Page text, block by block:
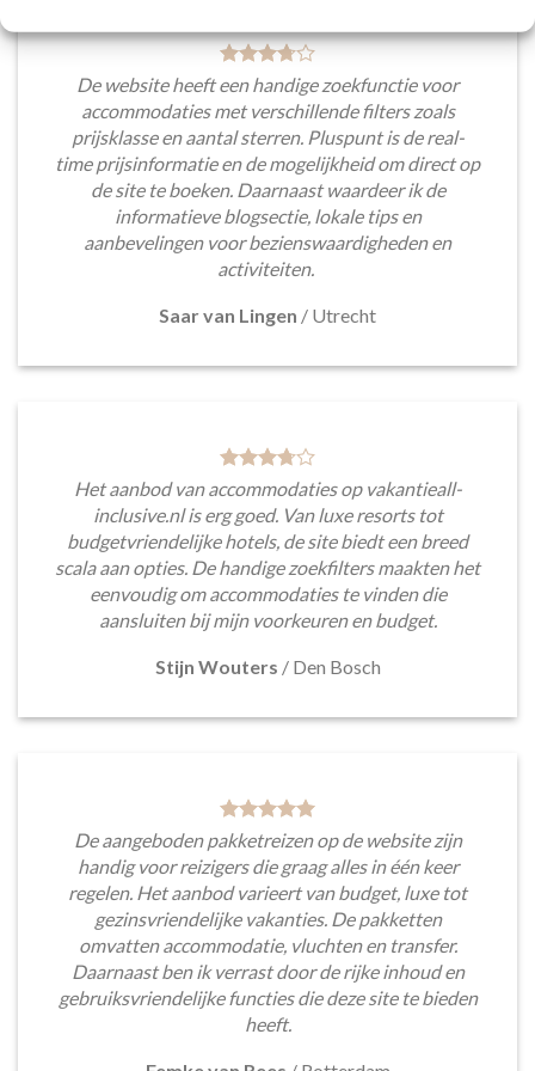
De website heeft een handige zoekfunctie voor
accommodaties met verschillende filters zoals
prijsklasse en aantal sterren. Pluspunt is de real-
time prijsinformatie en de mogelijkheid om direct op
de site te boeken. Daarnaast waardeer ik de
informatieve blogsectie, lokale tips en
aanbevelingen voor bezienswaardigheden en
activiteiten.
Saar van Lingen / Utrecht
Het aanbod van accommodaties op vakantieall-
inclusive.nl is erg goed. Van luxe resorts tot
budgetvriendelijke hotels, de site biedt een breed
scala aan opties. De handige zoekfilters maakten het
eenvoudig om accommodaties te vinden die
aansluiten bij mijn voorkeuren en budget.
Stijn Wouters / Den Bosch
De aangeboden pakketreizen op de website zijn
handig voor reizigers die graag alles in één keer
regelen. Het aanbod varieert van budget, luxe tot
gezinsvriendelijke vakanties. De pakketten
omvatten accommodatie, vluchten en transfer.
Daarnaast ben ik verrast door de rijke inhoud en
gebruiksvriendelijke functies die deze site te bieden
heeft.